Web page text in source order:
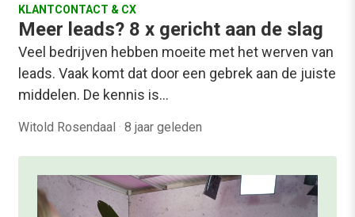
KLANTCONTACT & CX
Meer leads? 8 x gericht aan de slag
Veel bedrijven hebben moeite met het werven van
leads. Vaak komt dat door een gebrek aan de juiste
middelen. De kennis is…
Witold Rosendaal · 8 jaar geleden